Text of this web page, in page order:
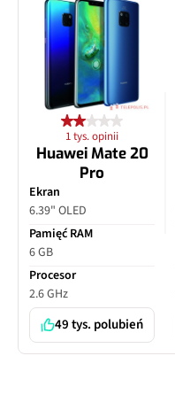
1 tys. opinii
Huawei Mate 20
Pro
Ekran
6.39" OLED
Pamięć RAM
6 GB
Procesor
2.6 GHz
49 tys. polubień